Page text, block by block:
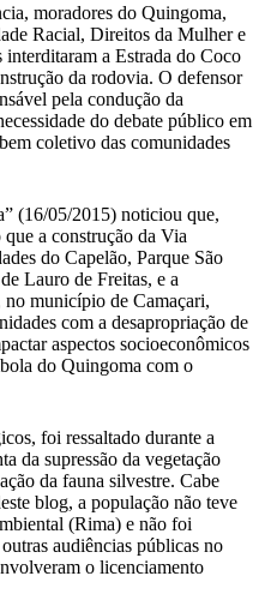
moradores do Quingoma,
Racial, Direitos da Mulher e
a Estrada do Coco
da rodovia. O defensor
pela condução da
do debate público em
coletivo das comunidades
(16/05/2015) noticiou que,
a construção da Via
do Capelão, Parque São
Lauro de Freitas, e a
município de Camaçari,
com a desapropriação de
aspectos socioeconômicos
do Quingoma com o
foi ressaltado durante a
da supressão da vegetação
da fauna silvestre. Cabe
blog, a população não teve
(Rima) e não foi
audiências públicas no
o licenciamento